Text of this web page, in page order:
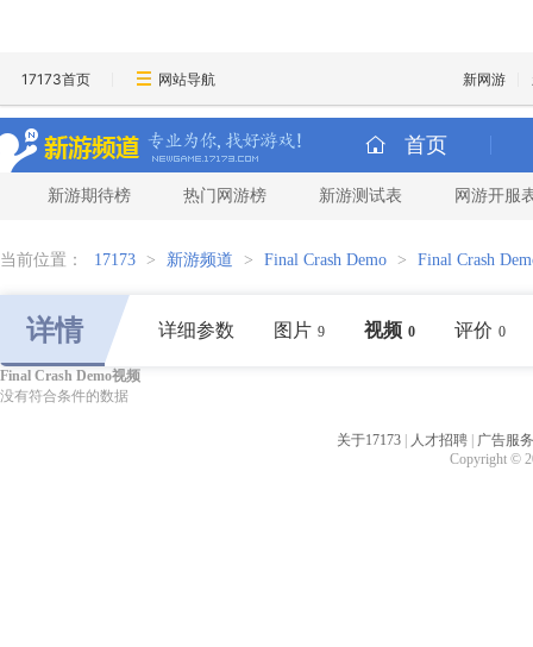
17173首页 网站导航 新网游
首页
新游期待榜 热门网游榜 新游测试表 网游开服
当前位置： 17173 > 新游频道 > Final Crash Demo > Final Crash
详情 详细参数 图片 9 视频 0 评价 0
Final Crash Demo视频
没有符合条件的数据
关于17173 人才招聘
广告服务
Copyright ©